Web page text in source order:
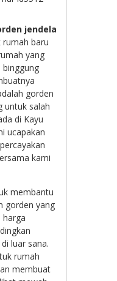
jendela
rumah baru
yang
binggung
gorden
untuk salah
di Kayu
ucapakan
kami
membantu
gorden yang
harga
luar sana.
rumah
membuat